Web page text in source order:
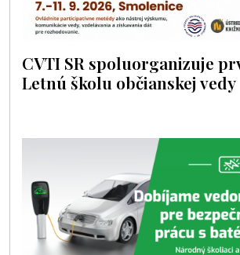
CVTI SR spoluorganizuje
Letnú školu občianskej vedy